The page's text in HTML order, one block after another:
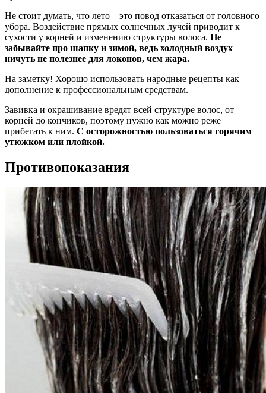
Не стоит думать, что лето – это повод отказаться от головного
убора. Воздействие прямых солнечных лучей приводит к
сухости у корней и изменению структуры волоса. Не
забывайте про шапку и зимой, ведь холодный воздух
ничуть не полезнее для локонов, чем жара.
На заметку! Хорошо использовать народные рецепты как
дополнение к профессиональным средствам.
Завивка и окрашивание вредят всей структуре волос, от
корней до кончиков, поэтому нужно как можно реже
прибегать к ним. С осторожностью пользоваться горячим
утюжком или плойкой.
Противопоказания